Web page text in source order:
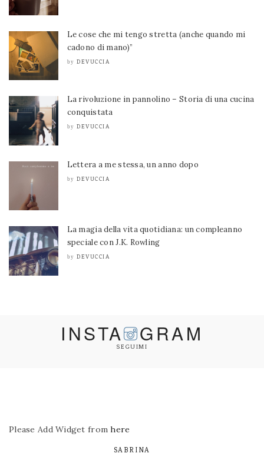
Le cose che mi tengo stretta (anche quando mi
cadono di mano)”
by DEVUCCIA
La rivoluzione in pannolino – Storia di una cucina
conquistata
by DEVUCCIA
Lettera a me stessa, un anno dopo
by DEVUCCIA
La magia della vita quotidiana: un compleanno
speciale con J.K. Rowling
by DEVUCCIA
INSTA GRAM
SEGUIMI
Please Add Widget fromhere
SABRINA